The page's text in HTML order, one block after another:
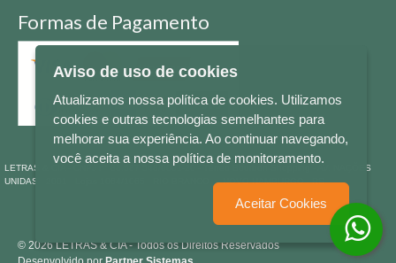
Formas de Pagamento
LETRAS & CIA - CNPJ n° 88.587.548/0001-20 - Térreo Bourbon Shopping - AV. NAÇÕES
UNIDAS , 2001 - Lojas 1064/1065 - RIO BRANCO - - NOVO HAMBURGO - RS
© 2026 LETRAS & CIA - Todos os Direitos Reservados
Aviso de uso de cookies
Atualizamos nossa política de cookies. Utilizamos
cookies e outras tecnologias semelhantes para
melhorar sua experiência. Ao continuar navegando,
você aceita a nossa política de monitoramento.
Aceitar Cookies